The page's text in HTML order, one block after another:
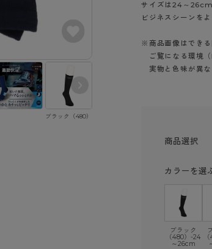
ライフスタイルウェア
ルームウェア・パジャマ
配送方法について
お問い合わせについて
ブラック（480）
サイズは24～
ビジネスシーンを
※商品画像はできる
ご覧になる環境（
実物と色味が異な
商品選択
カラーを選
ブラック
（480）-24
～26cm